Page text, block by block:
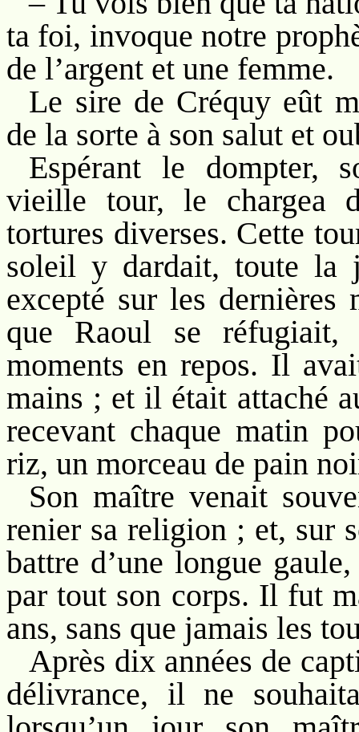
ta foi, invoque notre
de l’argent et une femme.
Le sire de Créquy eût
de la sorte à son salut et
Espérant le dompter,
vieille tour, le chargea
tortures diverses. Cette
soleil y dardait, toute la
excepté sur les dernières
que Raoul se réfugiait,
moments en repos. Il
mains ; et il était attaché
recevant chaque matin
riz, un morceau de pain
Son maître venait
renier sa religion ; et, sur
battre d’une longue
par tout son corps. Il fut
ans, sans que jamais les
Après dix années de
délivrance, il ne